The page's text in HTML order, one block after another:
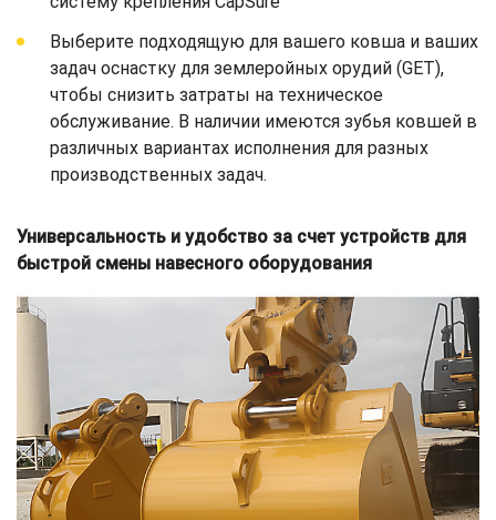
Выберите подходящую для вашего ковша и ваших
задач оснастку для землеройных орудий (GET),
чтобы снизить затраты на техническое
обслуживание. В наличии имеются зубья ковшей в
различных вариантах исполнения для разных
производственных задач.
Универсальность и удобство за счет устройств для
быстрой смены навесного оборудования